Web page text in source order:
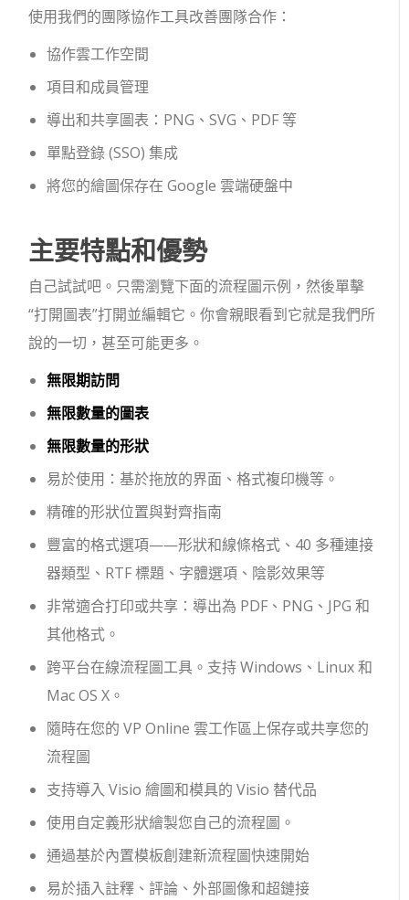
使用我們的團隊協作工具改善團隊合作：
協作雲工作空間
項目和成員管理
導出和共享圖表：PNG、SVG、PDF 等
單點登錄 (SSO) 集成
將您的繪圖保存在 Google 雲端硬盤中
主要特點和優勢
自己試試吧。只需瀏覽下面的流程圖示例，然後單擊
“打開圖表”打開並編輯它。你會親眼看到它就是我們所
說的一切，甚至可能更多。
無限期訪問
無限數量的圖表
無限數量的形狀
易於使用：基於拖放的界面、格式複印機等。
精確的形狀位置與對齊指南
豐富的格式選項——形狀和線條格式、40 多種連接
器類型、RTF 標題、字體選項、陰影效果等
非常適合打印或共享：導出為 PDF、PNG、JPG 和
其他格式。
跨平台在線流程圖工具。支持 Windows、Linux 和
Mac OS X。
隨時在您的 VP Online 雲工作區上保存或共享您的
流程圖
支持導入 Visio 繪圖和模具的 Visio 替代品
使用自定義形狀繪製您自己的流程圖。
通過基於內置模板創建新流程圖快速開始
易於插入註釋、評論、外部圖像和超鏈接